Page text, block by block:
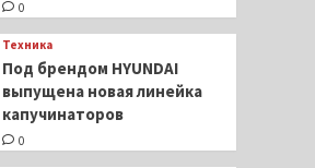
0
Техника
Под брендом HYUNDAI
выпущена новая линейка
капучинаторов
0